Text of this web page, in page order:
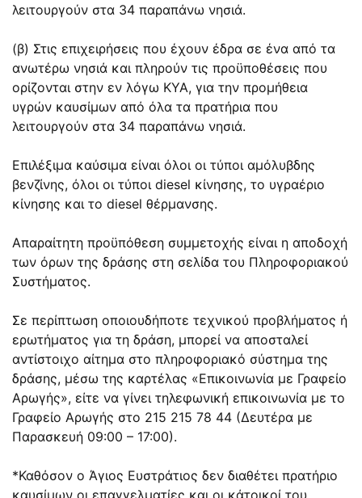
λειτουργούν στα 34 παραπάνω νησιά.
(β) Στις επιχειρήσεις που έχουν έδρα σε ένα από τα
ανωτέρω νησιά και πληρούν τις προϋποθέσεις που
ορίζονται στην εν λόγω ΚΥΑ, για την προμήθεια
υγρών καυσίμων από όλα τα πρατήρια που
λειτουργούν στα 34 παραπάνω νησιά.
Επιλέξιμα καύσιμα είναι όλοι οι τύποι αμόλυβδης
βενζίνης, όλοι οι τύποι diesel κίνησης, το υγραέριο
κίνησης και το diesel θέρμανσης.
Απαραίτητη προϋπόθεση συμμετοχής είναι η αποδοχή
των όρων της δράσης στη σελίδα του Πληροφοριακού
Συστήματος.
Σε περίπτωση οποιουδήποτε τεχνικού προβλήματος ή
ερωτήματος για τη δράση, μπορεί να αποσταλεί
αντίστοιχο αίτημα στο πληροφοριακό σύστημα της
δράσης, μέσω της καρτέλας «Επικοινωνία με Γραφείο
Αρωγής», είτε να γίνει τηλεφωνική επικοινωνία με το
Γραφείο Αρωγής στο 215 215 78 44 (Δευτέρα με
Παρασκευή 09:00 – 17:00).
*Καθόσον ο Άγιος Ευστράτιος δεν διαθέτει πρατήριο
καυσίμων οι επαγγελματίες και οι κάτοικοί του